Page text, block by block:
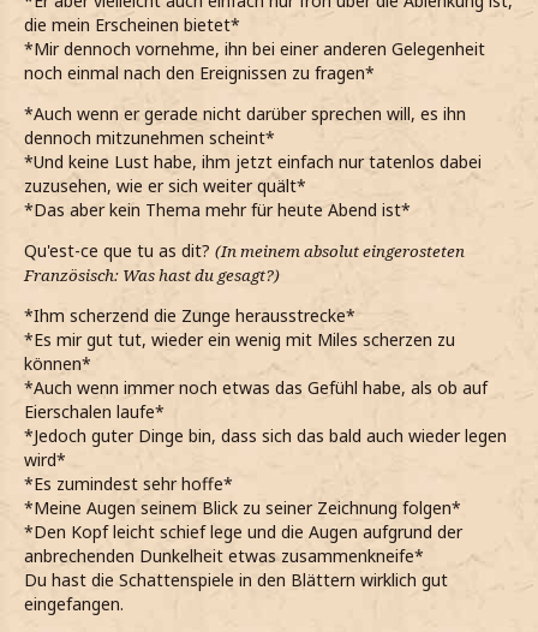
die mein Erscheinen bietet*
*Mir dennoch vornehme, ihn bei einer anderen Gelegenheit
noch einmal nach den Ereignissen zu fragen*
*Auch wenn er gerade nicht darüber sprechen will, es ihn
dennoch mitzunehmen scheint*
*Und keine Lust habe, ihm jetzt einfach nur tatenlos dabei
zuzusehen, wie er sich weiter quält*
*Das aber kein Thema mehr für heute Abend ist*
Qu'est-ce que tu as dit? (In meinem absolut eingerosteten
Französisch: Was hast du gesagt?)
*Ihm scherzend die Zunge herausstrecke*
*Es mir gut tut, wieder ein wenig mit Miles scherzen zu
können*
*Auch wenn immer noch etwas das Gefühl habe, als ob auf
Eierschalen laufe*
*Jedoch guter Dinge bin, dass sich das bald auch wieder legen
wird*
*Es zumindest sehr hoffe*
*Meine Augen seinem Blick zu seiner Zeichnung folgen*
*Den Kopf leicht schief lege und die Augen aufgrund der
anbrechenden Dunkelheit etwas zusammenkneife*
Du hast die Schattenspiele in den Blättern wirklich gut
eingefangen.